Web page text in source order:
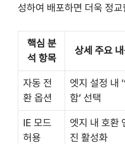
성하여 배포하면 더욱 정
핵심 분
석 항목
상세 주요
자동 전
환 옵션
엣지 설정 내
함’ 선택
IE 모드
허용
엣지 내 호환
진 활성화